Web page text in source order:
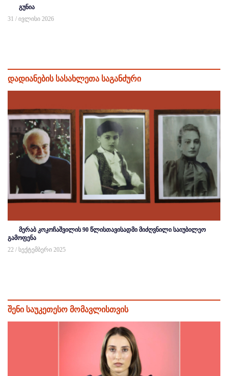
გუნია
31 / ივლისი 2026
დადიანების სასახლეთა საგანძური
მერაბ კოკოჩაშვილის 90 წლისთავისადმი მიძღვნილი საიუბილეო
გამოფენა
22 / სექტემბერი 2025
შენი საუკეთესო მომავლისთვის